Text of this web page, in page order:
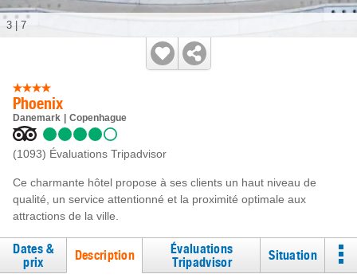
Phoenix
Danemark Copenhague
(1093) Évaluations Tripadvisor
Ce charmante hôtel propose à ses clients un haut niveau de
qualité, un service attentionné et la proximité optimale aux
attractions de la ville.
3 7
Dates &
prix
Description
Évaluations
Tripadvisor
Situation